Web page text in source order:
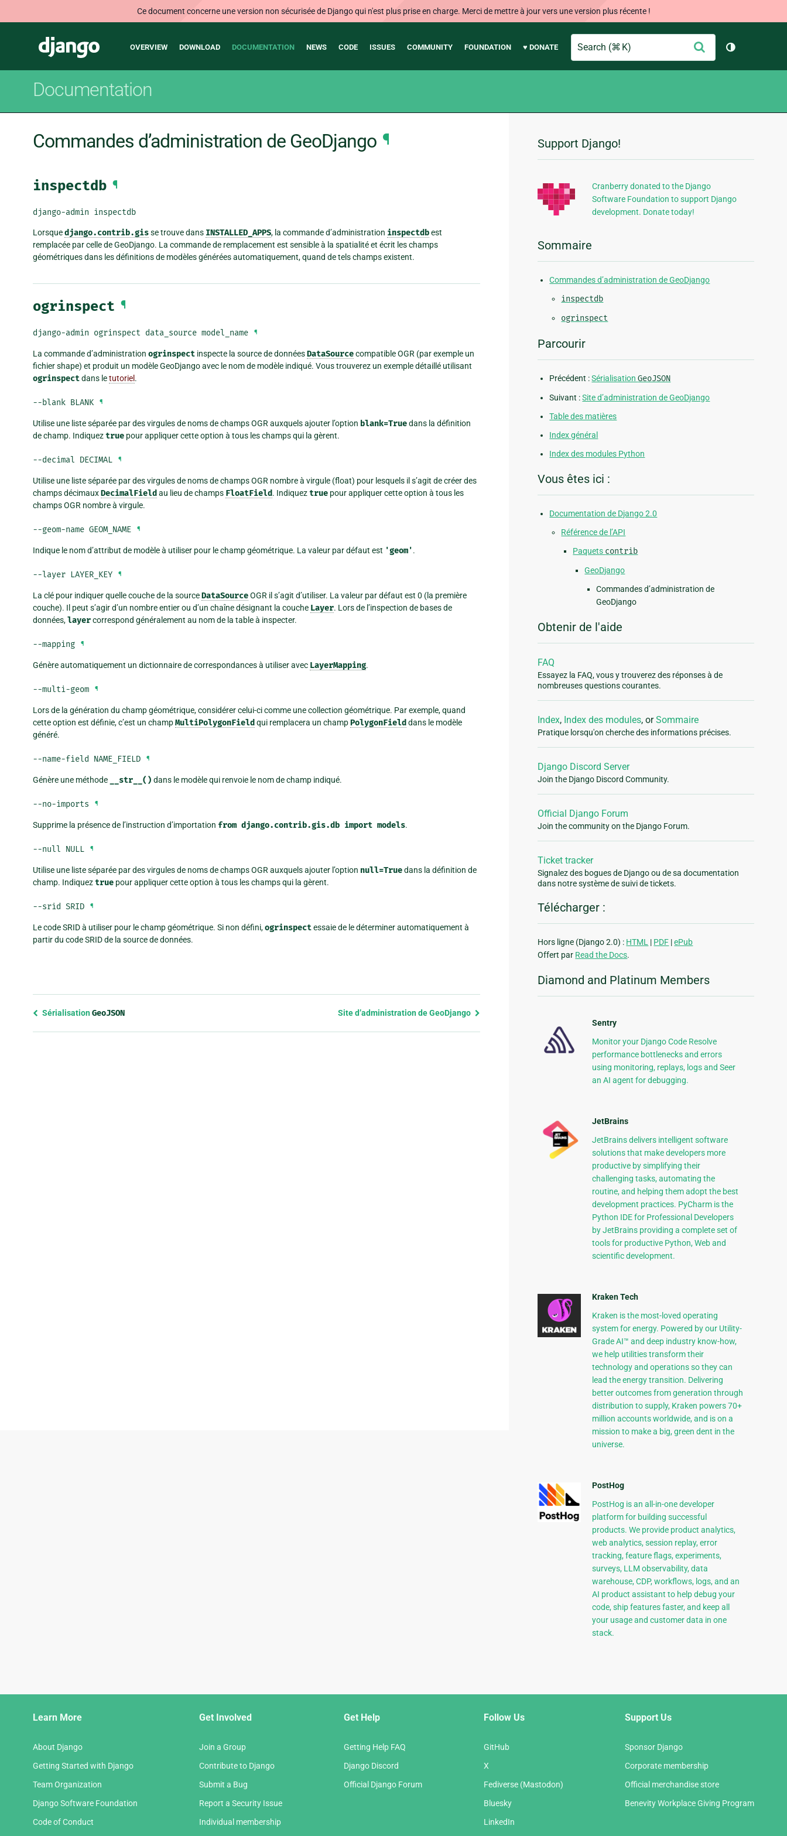
Ce document concerne une version non sécurisée de Django qui n'est plus prise en charge. Merci de mettre à jour vers une version plus récente !
Django
Main
OVERVIEW DOWNLOAD DOCUMENTATION NEWS CODE ISSUES COMMUNITY FOUNDATION ♥ DONATE
Search Envoyer
Changer
Documentation
Commandes d’administration de GeoDjango ¶
inspectdb ¶
django-admin inspectdb
Lorsquedjango.contrib.gisse trouve dans INSTALLED_APPS, la commande d’administration inspectdbest
remplacée par celle de GeoDjango. La commande de remplacement est sensible à la spatialité et écrit les champs
géométriques dans les définitions de modèles générées automatiquement, quand de tels champs existent.
ogrinspect ¶
django-admin ogrinspect data_source model_name ¶
La commande d’administration ogrinspect inspecte la source de donnéesDataSourcecompatible OGR (par exemple un
fichier shape) et produit un modèle GeoDjango avec le nom de modèle indiqué. Vous trouverez un exemple détaillé utilisant
ogrinspectdans letutoriel.
--blank BLANK ¶
Utilise une liste séparée par des virgules de noms de champs OGR auxquels ajouter l’option blank=Truedans la définition
de champ. Indiqueztrue pour appliquer cette option à tous les champs qui la gèrent.
--decimal DECIMAL ¶
Utilise une liste séparée par des virgules de noms de champs OGR nombre à virgule (float) pour lesquels il s’agit de créer des
champs décimauxDecimalField au lieu de champs FloatField. Indiqueztrue pour appliquer cette option à tous les
champs OGR nombre à virgule.
--geom-name GEOM_NAME ¶
Indique le nom d’attribut de modèle à utiliser pour le champ géométrique. La valeur par défaut est 'geom'.
--layer LAYER_KEY ¶
La clé pour indiquer quelle couche de la sourceDataSourceOGR il s’agit d’utiliser. La valeur par défaut est 0 (la première
couche). Il peut s’agir d’un nombre entier ou d’un chaîne désignant la couche Layer. Lors de l’inspection de bases de
données,layercorrespond généralement au nom de la table à inspecter.
--mapping ¶
Génère automatiquement un dictionnaire de correspondances à utiliser avec LayerMapping.
--multi-geom ¶
Lors de la génération du champ géométrique, considérer celui-ci comme une collection géométrique. Par exemple, quand
cette option est définie, c’est un champMultiPolygonField qui remplacera un champPolygonField dans le modèle
généré.
--name-field NAME_FIELD ¶
Génère une méthode __str__() dans le modèle qui renvoie le nom de champ indiqué.
--no-imports ¶
Supprime la présence de l’instruction d’importation from django.contrib.gis.db import models.
--null NULL ¶
Utilise une liste séparée par des virgules de noms de champs OGR auxquels ajouter l’option null=Truedans la définition de
champ. Indiqueztrue pour appliquer cette option à tous les champs qui la gèrent.
--srid SRID ¶
Le code SRID à utiliser pour le champ géométrique. Si non défini,ogrinspectessaie de le déterminer automatiquement à
partir du code SRID de la source de données.
Previous
SérialisationGeoJSON Site d’administration de GeoDjango
Informations
supplémentaires
Support Django!
Cranberry donated to the Django
Software Foundation to support Django
development. Donate today!
Sommaire
Commandes d’administration de GeoDjango
inspectdb
ogrinspect
Parcourir
Précédent :SérialisationGeoJSON
Suivant :Site d’administration de GeoDjango
Table des matières
Index général
Index des modules Python
Vous êtes ici :
Documentation de Django 2.0
Référence de l’API
Paquets contrib
GeoDjango
Commandes d’administration de
GeoDjango
Obtenir de l'aide
FAQ
Essayez la FAQ, vous y trouverez des réponses à de
nombreuses questions courantes.
Index, Index des modules, orSommaire
Pratique lorsqu'on cherche des informations précises.
Django Discord Server
Join the Django Discord Community.
Official Django Forum
Join the community on the Django Forum.
Ticket tracker
Signalez des bogues de Django ou de sa documentation
dans notre système de suivi de tickets.
Télécharger :
Hors ligne (Django 2.0) : HTML | PDF |ePub
Offert par Read the Docs.
Diamond and Platinum Members
Sentry
Monitor your Django Code Resolve
performance bottlenecks and errors
using monitoring, replays, logs and Seer
an AI agent for debugging.
JetBrains
JetBrains delivers intelligent software
solutions that make developers more
productive by simplifying their
challenging tasks, automating the
routine, and helping them adopt the best
development practices. PyCharm is the
Python IDE for Professional Developers
by JetBrains providing a complete set of
tools for productive Python, Web and
scientific development.
Kraken Tech
Kraken is the most-loved operating
system for energy. Powered by our Utility-
Grade AI™ and deep industry know-how,
we help utilities transform their
technology and operations so they can
lead the energy transition. Delivering
better outcomes from generation through
distribution to supply, Kraken powers 70+
million accounts worldwide, and is on a
mission to make a big, green dent in the
universe.
PostHog
PostHog is an all-in-one developer
platform for building successful
products. We provide product analytics,
web analytics, session replay, error
tracking, feature flags, experiments,
surveys, LLM observability, data
warehouse, CDP, workflows, logs, and an
AI product assistant to help debug your
code, ship features faster, and keep all
your usage and customer data in one
stack.
Learn More
About Django
Getting Started with Django
Team Organization
Django Software Foundation
Code of Conduct
Get Involved
Join a Group
Contribute to Django
Submit a Bug
Report a Security Issue
Individual membership
Get Help
Getting Help FAQ
Django Discord
Official Django Forum
Follow Us
GitHub
X
Fediverse (Mastodon)
Bluesky
LinkedIn
Support Us
Sponsor Django
Corporate membership
Official merchandise store
Benevity Workplace Giving Program